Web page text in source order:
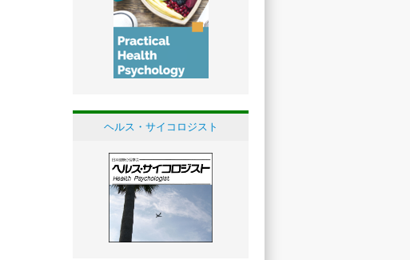
ヘルス・サイコロジスト